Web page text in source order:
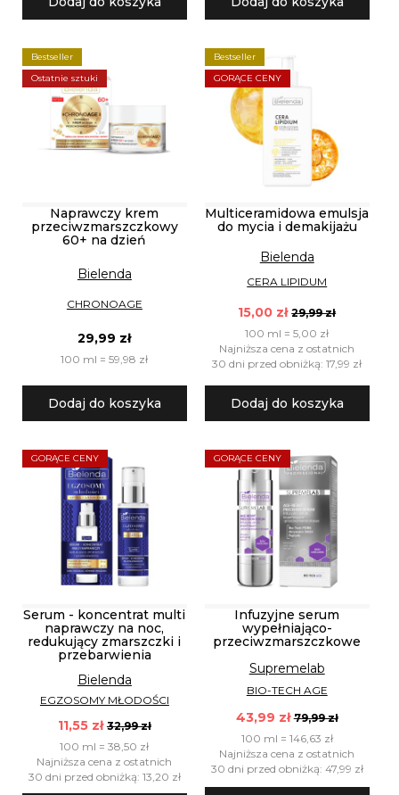
Bestseller
Ostatnie sztuki
Naprawczy krem
przeciwzmarszczkowy
60+ na dzień
Bielenda
CHRONOAGE
29,99 zł
100 ml = 59,98 zł
Dodaj do koszyka
Bestseller
GORĄCE CENY
Multiceramidowa emulsja
do mycia i demakijażu
Bielenda
CERA LIPIDUM
15,00 zł 29,99 zł
100 ml = 5,00 zł
Najniższa cena z ostatnich
30 dni przed obniżką: 17,99 zł
Dodaj do koszyka
GORĄCE CENY
Serum - koncentrat multi
naprawczy na noc,
redukujący zmarszczki i
przebarwienia
Bielenda
EGZOSOMY MŁODOŚCI
11,55 zł 32,99 zł
100 ml = 38,50 zł
Najniższa cena z ostatnich
30 dni przed obniżką: 13,20 zł
GORĄCE CENY
Infuzyjne serum
wypełniająco-
przeciwzmarszczkowe
Supremelab
BIO-TECH AGE
43,99 zł 79,99 zł
100 ml = 146,63 zł
Najniższa cena z ostatnich
30 dni przed obniżką: 47,99 zł